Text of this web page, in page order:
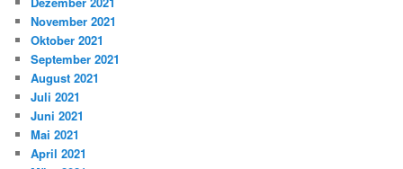
November 2021
Oktober 2021
September 2021
August 2021
Juli 2021
Juni 2021
Mai 2021
April 2021